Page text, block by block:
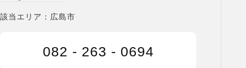
広島市
082 - 263 - 0694